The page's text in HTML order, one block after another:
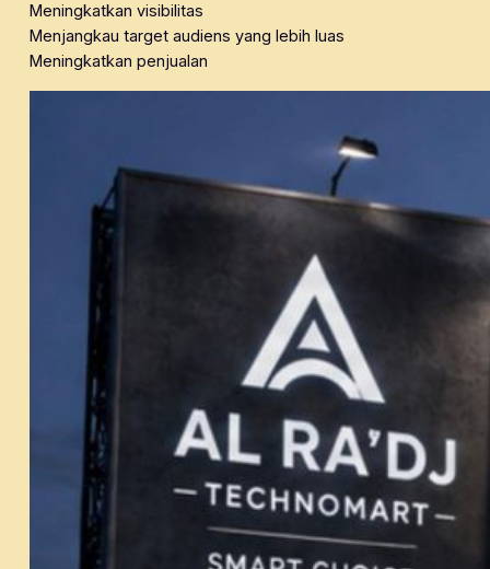
Meningkatkan visibilitas
Menjangkau target audiens yang lebih luas
Meningkatkan penjualan